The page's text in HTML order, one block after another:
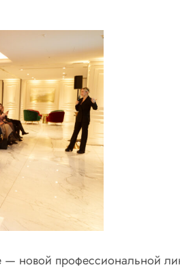
— новой профессиональной